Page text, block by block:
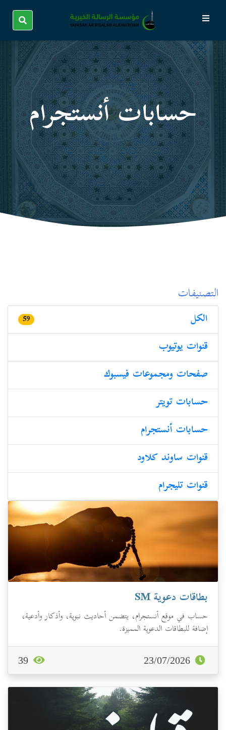
حسابات أنستجرام
التصنيفات
الكل 59
قنوات یوتیوب
صفحات ومجموعات فیسبوك
حسابات تویتر
حسابات أنستجرام
قنوات ساوند كلاود
قنوات تليجرام
بطاقات دعوية SM
حساب في موقع أنستجرام، يتضمن أحاديث نبوية، وأذكار وأدعية،
إضافة للبطاقات الدعوية المميزة.